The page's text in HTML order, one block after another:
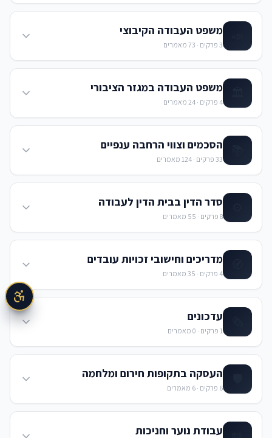
משפט העבודה הקיבוצי
3 פרקים · 73 מאמרים
משפט העבודה במגזר הציבורי
4 פרקים · 24 מאמרים
הסכמים וצווי הרחבה ענפיים
33 פרקים · 124 מאמרים
סדר הדין בבית הדין לעבודה
8 פרקים · 55 מאמרים
מדריכים וחישובי זכויות עובדים
4 פרקים · 35 מאמרים
עדכונים
1 פרקים · 0 מאמרים
העסקה בתקופות חירום ומלחמה
6 פרקים · 6 מאמרים
עבודת נוער וחניכות